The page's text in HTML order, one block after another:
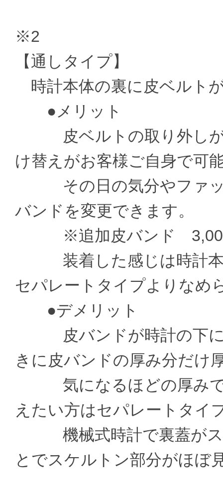
※2
【通しタイプ】
時計本体の裏に皮ベルト
●メリット
皮ベルトの取り外しが
け替えがお客様ご自身で可
その日の気分やファッ
バンドを変更できます。
※追加皮バンド 3,000
装着した感じは時計本
セパレートタイプよりなめ
●デメリット
皮バンドが時計の下に
きに皮バンドの厚み分だけ
気になるほどの厚みで
えたい方はセパレートタイ
機械式時計で裏蓋がス
とでスケルトン部分がほぼ